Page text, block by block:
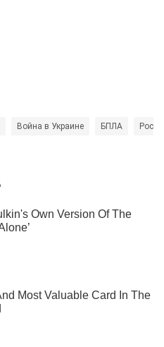
Война в Украине БПЛА